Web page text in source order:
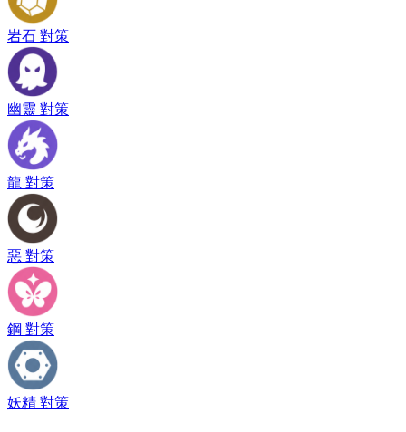
岩石 對策
幽靈 對策
龍 對策
惡 對策
鋼 對策
妖精 對策